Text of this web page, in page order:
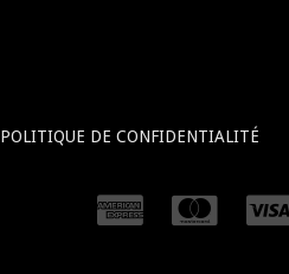
POLITIQUE DE CONFIDENTIALITÉ